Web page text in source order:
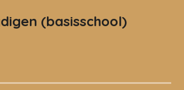
(basisschool)